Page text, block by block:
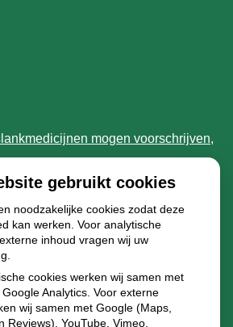
mogen voorschrijven,
geen vergeten ziekte meer: aantal
betekent zonder
weer gewichtstoename
in provincie Utrecht vanwege
gebruikt cookies
noodzakelijke cookies zodat deze
kan werken. Voor analytische
inhoud vragen wij uw
cookies werken wij samen met
Analytics. Voor externe
wij samen met Google (Maps,
Reviews), YouTube, Vimeo,